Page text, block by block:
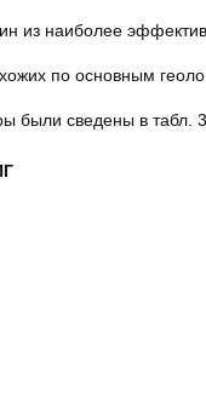
из наиболее
по основным
были сведены в табл. 3.